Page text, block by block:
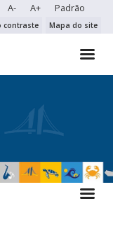
A- A+ Padrão
contraste Mapa do site